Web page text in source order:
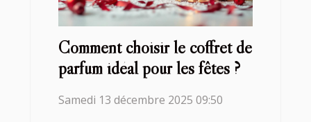
Comment choisir le coffret de
parfum idéal pour les fêtes ?
Samedi 13 décembre 2025 09:50